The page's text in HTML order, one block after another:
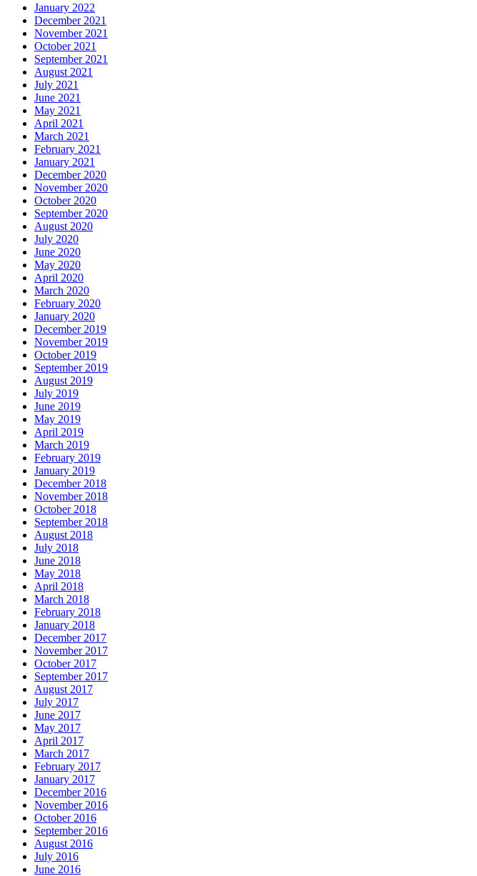
January 2022
December 2021
November 2021
October 2021
September 2021
August 2021
July 2021
June 2021
May 2021
April 2021
March 2021
February 2021
January 2021
December 2020
November 2020
October 2020
September 2020
August 2020
July 2020
June 2020
May 2020
April 2020
March 2020
February 2020
January 2020
December 2019
November 2019
October 2019
September 2019
August 2019
July 2019
June 2019
May 2019
April 2019
March 2019
February 2019
January 2019
December 2018
November 2018
October 2018
September 2018
August 2018
July 2018
June 2018
May 2018
April 2018
March 2018
February 2018
January 2018
December 2017
November 2017
October 2017
September 2017
August 2017
July 2017
June 2017
May 2017
April 2017
March 2017
February 2017
January 2017
December 2016
November 2016
October 2016
September 2016
August 2016
July 2016
June 2016